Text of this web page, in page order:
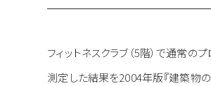
フィットネスクラブ（5階）で通常の
測定した結果を2004年版『建築物の